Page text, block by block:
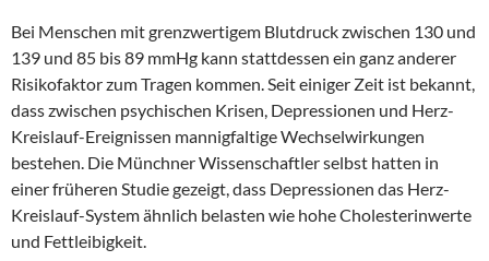
Bei Menschen mit grenzwertigem Blutdruck zwischen 130 und
139 und 85 bis 89 mmHg kann stattdessen ein ganz anderer
Risikofaktor zum Tragen kommen. Seit einiger Zeit ist bekannt,
dass zwischen psychischen Krisen, Depressionen und Herz-
Kreislauf-Ereignissen mannigfaltige Wechselwirkungen
bestehen. Die Münchner Wissenschaftler selbst hatten in
einer früheren Studie gezeigt, dass Depressionen das Herz-
Kreislauf-System ähnlich belasten wie hohe Cholesterinwerte
und Fettleibigkeit.